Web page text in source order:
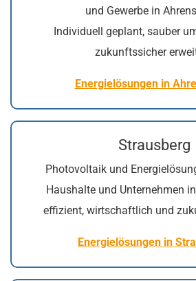
und Gewerbe in
Individuell geplant, sauber
zukunftssicher
Energielösungen in
Strausberg
Photovoltaik und
Haushalte und Unternehmen
effizient, wirtschaftlich und
Energielösungen in